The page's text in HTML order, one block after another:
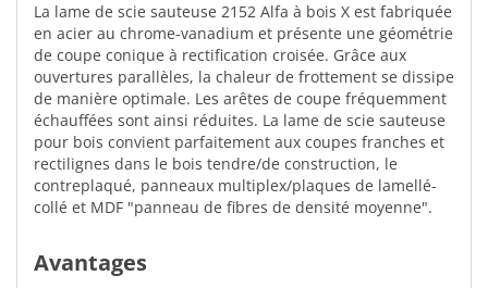
La lame de scie sauteuse 2152 Alfa à bois X est fabriquée
en acier au chrome-vanadium et présente une géométrie
de coupe conique à rectification croisée. Grâce aux
ouvertures parallèles, la chaleur de frottement se dissipe
de manière optimale. Les arêtes de coupe fréquemment
échauffées sont ainsi réduites. La lame de scie sauteuse
pour bois convient parfaitement aux coupes franches et
rectilignes dans le bois tendre/de construction, le
contreplaqué, panneaux multiplex/plaques de lamellé-
collé et MDF "panneau de fibres de densité moyenne".
Avantages